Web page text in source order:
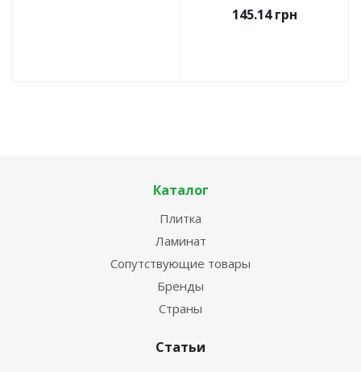
145.14грн
Каталог
Плитка
Ламинат
Сопутствующие товары
Бренды
Страны
Статьи